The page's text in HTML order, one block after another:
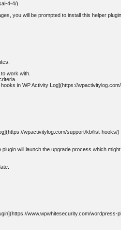
4-4/)
you will be prompted to install this helper plugin.
work with.
in WP Activity Log](https://wpactivitylog.com/
wpactivitylog.com/support/kb/list-hooks/) for
will launch the upgrade process which might
www.wpwhitesecurity.com/wordpress-